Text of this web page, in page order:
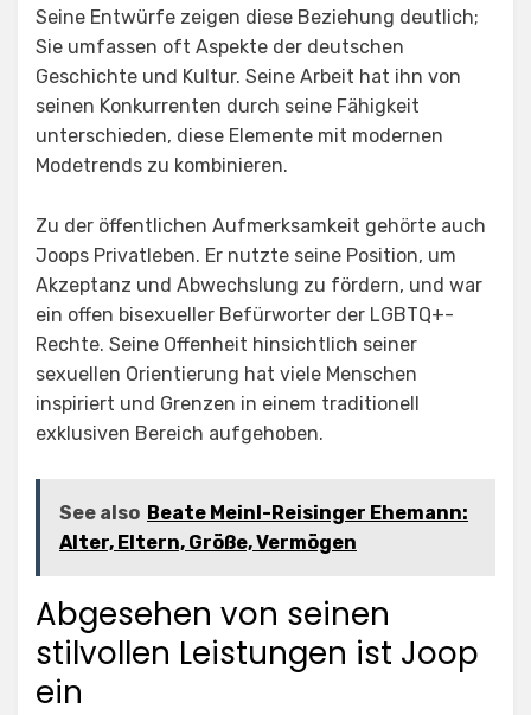
Seine Entwürfe zeigen diese Beziehung deutlich;
Sie umfassen oft Aspekte der deutschen
Geschichte und Kultur. Seine Arbeit hat ihn von
seinen Konkurrenten durch seine Fähigkeit
unterschieden, diese Elemente mit modernen
Modetrends zu kombinieren.
Zu der öffentlichen Aufmerksamkeit gehörte auch
Joops Privatleben. Er nutzte seine Position, um
Akzeptanz und Abwechslung zu fördern, und war
ein offen bisexueller Befürworter der LGBTQ+-
Rechte. Seine Offenheit hinsichtlich seiner
sexuellen Orientierung hat viele Menschen
inspiriert und Grenzen in einem traditionell
exklusiven Bereich aufgehoben.
See also Beate Meinl-Reisinger Ehemann:
Alter, Eltern, Größe, Vermögen
Abgesehen von seinen
stilvollen Leistungen ist Joop
ein